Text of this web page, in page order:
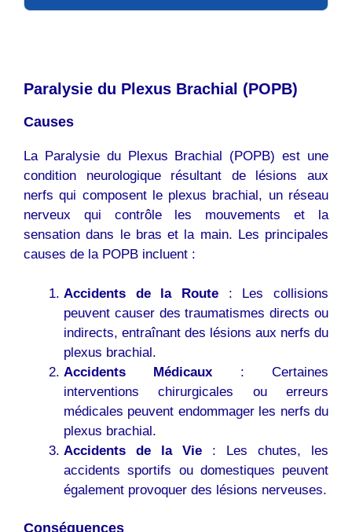
Paralysie du Plexus Brachial (POPB)
Causes
La Paralysie du Plexus Brachial (POPB) est une
condition neurologique résultant de lésions aux
nerfs qui composent le plexus brachial, un réseau
nerveux qui contrôle les mouvements et la
sensation dans le bras et la main. Les principales
causes de la POPB incluent :
Accidents de la Route : Les collisions
peuvent causer des traumatismes directs ou
indirects, entraînant des lésions aux nerfs du
plexus brachial.
Accidents Médicaux : Certaines
interventions chirurgicales ou erreurs
médicales peuvent endommager les nerfs du
plexus brachial.
Accidents de la Vie : Les chutes, les
accidents sportifs ou domestiques peuvent
également provoquer des lésions nerveuses.
Conséquences